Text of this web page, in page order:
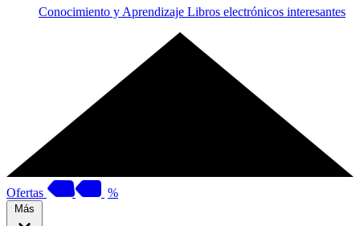
Conocimiento y Aprendizaje Libros electrónicos interesantes
Ofertas %
Más